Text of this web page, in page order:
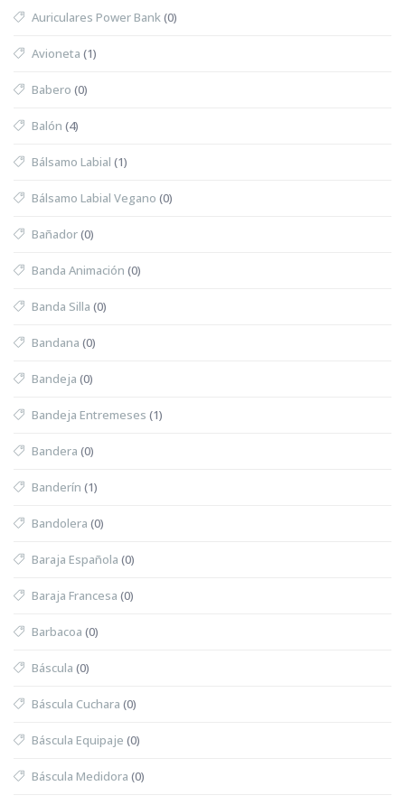
Auriculares Power Bank(0)
Avioneta (1)
Babero (0)
Balón (4)
Bálsamo Labial (1)
Bálsamo Labial Vegano (0)
Bañador(0)
Banda Animación (0)
Banda Silla (0)
Bandana (0)
Bandeja (0)
Bandeja Entremeses (1)
Bandera (0)
Banderín (1)
Bandolera (0)
Baraja Española (0)
Baraja Francesa (0)
Barbacoa (0)
Báscula (0)
Báscula Cuchara (0)
Báscula Equipaje (0)
Báscula Medidora (0)